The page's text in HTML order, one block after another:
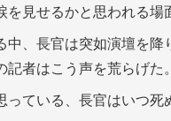
見せるかと思われる場
、長官は突如演壇を降
者はこう声を荒らげた。
っている、長官はいつ死